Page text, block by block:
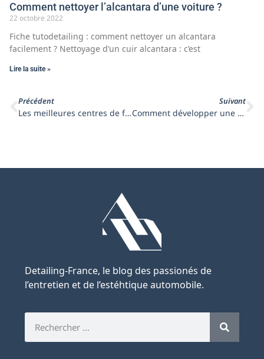
Comment nettoyer l’alcantara d’une voiture ?
22 octobre 2022
Fiche tutodetailing : comment nettoyer un alcantara
facilement ? Nettoyage d’un cuir alcantara : c’est
Lire la suite »
Précédent
Les meilleures centres de formation de Detailing dans le monde
Suivant
Comment développer une entreprise rentable dans le domaine du detailing automobile ?
Detailing-France, le blog des passionés de
l’entretien et de l’estéhtique automobile.